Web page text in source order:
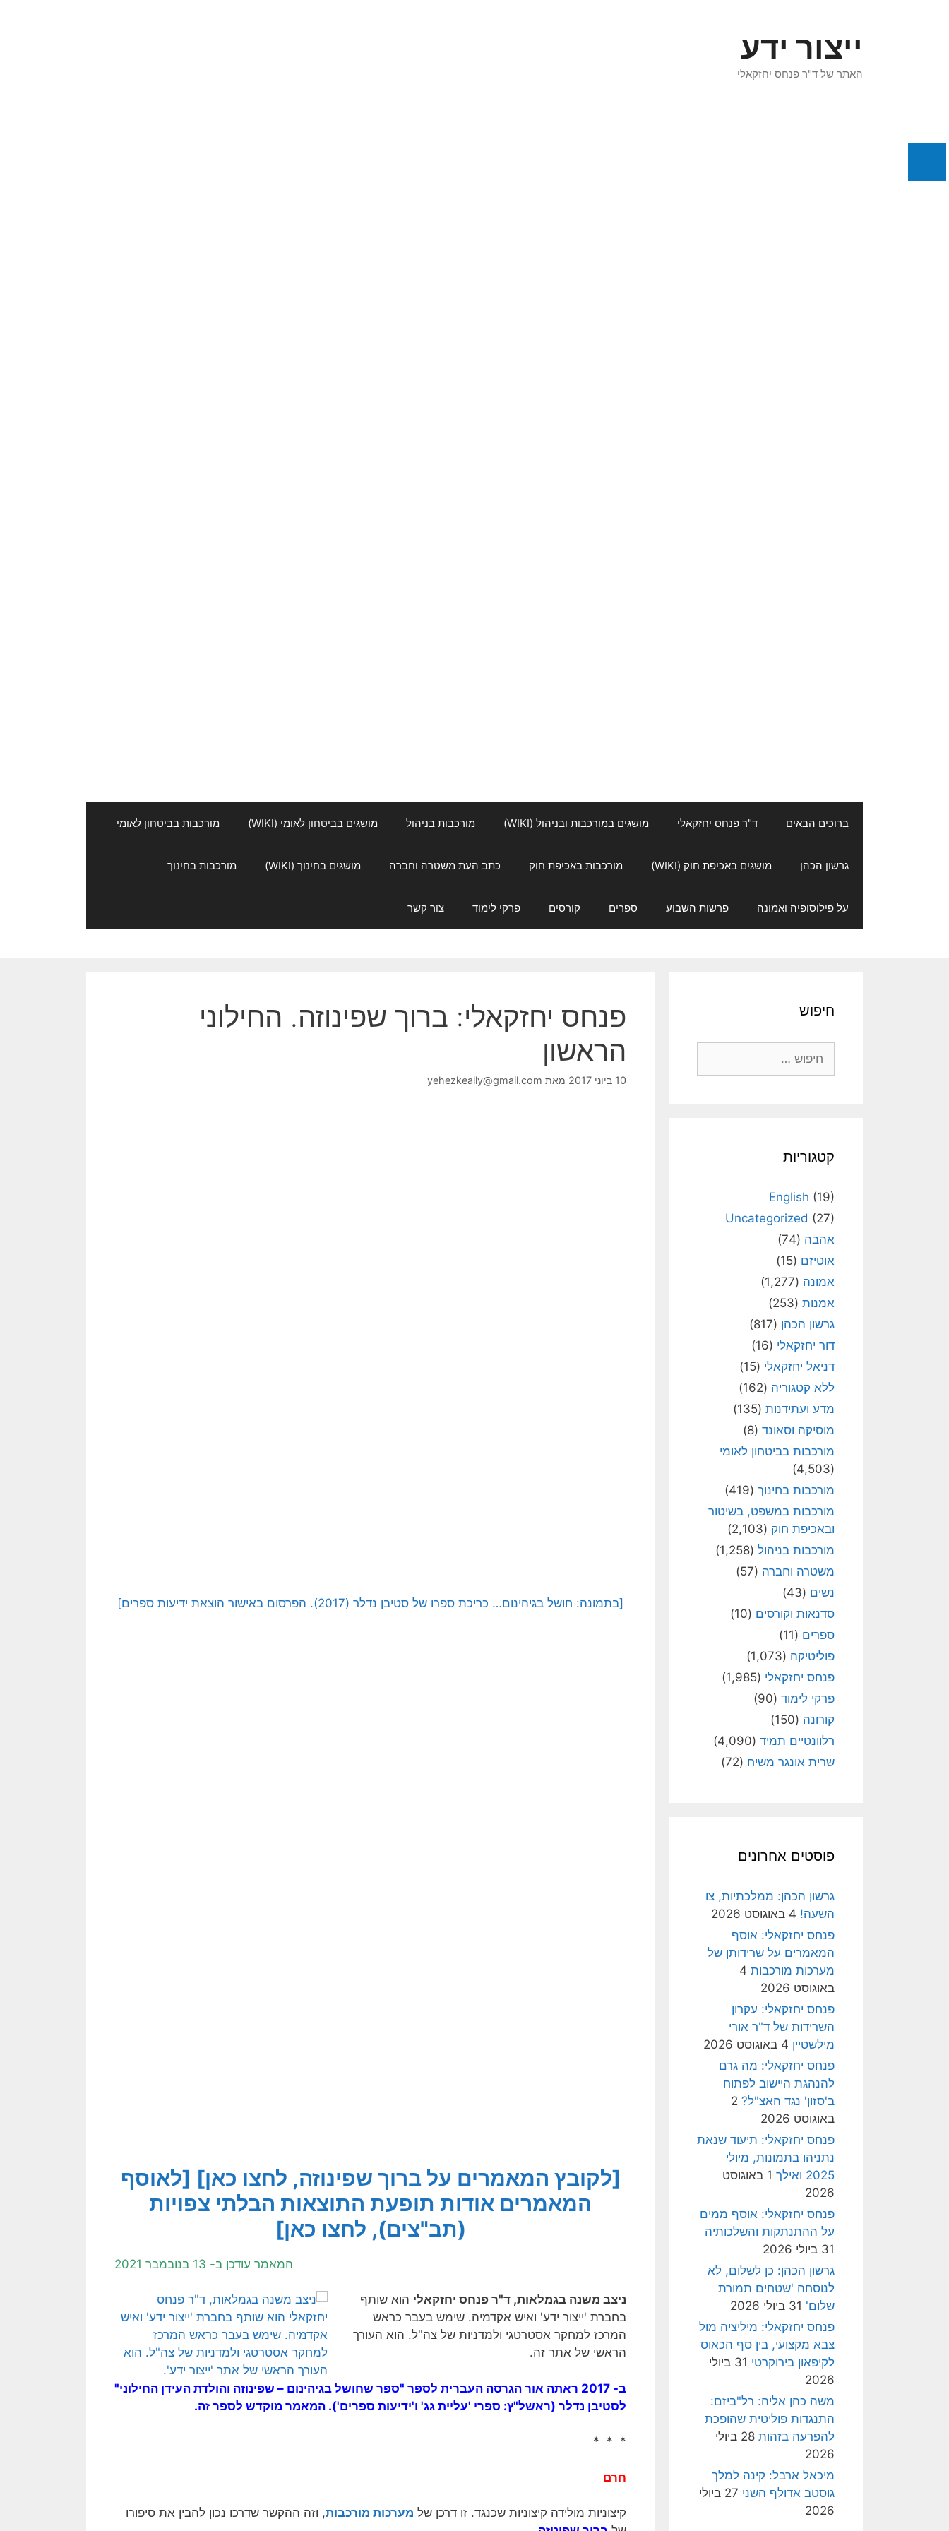
ייצור ידע
האתר של ד"ר פנחס יחזקאלי
ברוכים הבאים ד"ר פנחס יחזקאלי מושגים במורכבות ובניהול (WIKI) מורכבות בניהול מושגים בביטחון לאומי (WIKI) מורכבות בביטחון לאומי
גרשון הכהן מושגים באכיפת חוק (WIKI) מורכבות באכיפת חוק כתב העת משטרה וחברה מושגים בחינוך (WIKI) מורכבות בחינוך
על פילוסופיה ואמונה פרשות השבוע ספרים קורסים פרקי לימוד צור קשר
פנחס יחזקאלי: ברוך שפינוזה. החילוני
הראשון
10 ביוני 2017 מאת yehezkeally@gmail.com
[בתמונה: חושל בגיהינום… כריכת ספרו של סטיבן נדלר (2017). הפרסום באישור הוצאת ידיעות ספרים]
[לקובץ המאמרים על ברוך שפינוזה, לחצו כאן] [לאוסף
המאמרים אודות תופעת התוצאות הבלתי צפויות
(תב"צים), לחצו כאן]
המאמר עודכן ב- 13 בנובמבר 2021
ניצב משנה בגמלאות, ד"ר פנחס יחזקאלי הוא שותף
בחברת 'ייצור ידע' ואיש אקדמיה. שימש בעבר כראש
המרכז למחקר אסטרטגי ולמדניות של צה"ל. הוא העורך
הראשי של אתר זה.
ב- 2017 ראתה אור הגרסה העברית לספר "ספר שחושל בגיהינום – שפינוזה והולדת העידן החילוני"
לסטיבן נדלר (ראשל"ץ: ספרי 'עליית גג' ו'ידיעות ספרים'). המאמר מוקדש לספר זה.
* * *
חרם
קיצוניות מולידה קיצוניות שכנגד. זו דרכן של מערכות מורכבות, וזה ההקשר שדרכו נכון להבין את סיפורו
חיפוש
קטגוריות
English (19)
Uncategorized (27)
אהבה (74)
אוטיזם (15)
אמונה (1,277)
אמנות (253)
גרשון הכהן (817)
דור יחזקאלי (16)
דניאל יחזקאלי (15)
ללא קטגוריה (162)
מדע ועתידנות (135)
מוסיקה וסאונד (8)
מורכבות בביטחון לאומי
(4,503)
מורכבות בחינוך (419)
מורכבות במשפט, בשיטור
ובאכיפת חוק (2,103)
מורכבות בניהול (1,258)
משטרה וחברה (57)
נשים (43)
סדנאות וקורסים (10)
ספרים (11)
פוליטיקה (1,073)
פנחס יחזקאלי (1,985)
פרקי לימוד (90)
קורונה (150)
רלוונטיים תמיד (4,090)
שרית אונגר משיח (72)
פוסטים אחרונים
גרשון הכהן: ממלכתיות, צו
השעה! 4 באוגוסט 2026
פנחס יחזקאלי: אוסף
המאמרים על שרידותן של
מערכות מורכבות 4
באוגוסט 2026
פנחס יחזקאלי: עקרון
השרידות של ד"ר אורי
מילשטיין 4 באוגוסט 2026
פנחס יחזקאלי: מה גרם
להנהגת היישוב לפתוח
ב'סזון' נגד האצ"ל? 2
באוגוסט 2026
פנחס יחזקאלי: תיעוד שנאת
נתניהו בתמונות, מיולי
2025 ואילך
1 באוגוסט
2026
פנחס יחזקאלי: אוסף ממים
על ההתנתקות והשלכותיה
31 ביולי 2026
גרשון הכהן: כן לשלום, לא
לנוסחה 'שטחים תמורת
שלום' 31 ביולי 2026
פנחס יחזקאלי: מיליציה מול
צבא מקצועי, בין סף הכאוס
לקיפאון בירוקרטי
31 ביולי
2026
משה כהן אליה: רל"ביזם:
התנגדות פוליטית שהופכת
להפרעה בזהות
28 ביולי
2026
מיכאל ארבל: קינה למלך
גוסטב אדולף השני
27 ביולי
2026